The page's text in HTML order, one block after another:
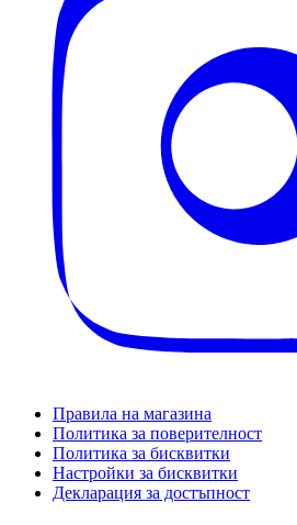
Правила на магазина
Политика за поверителност
Политика за бисквитки
Настройки за бисквитки
Декларация за достъпност